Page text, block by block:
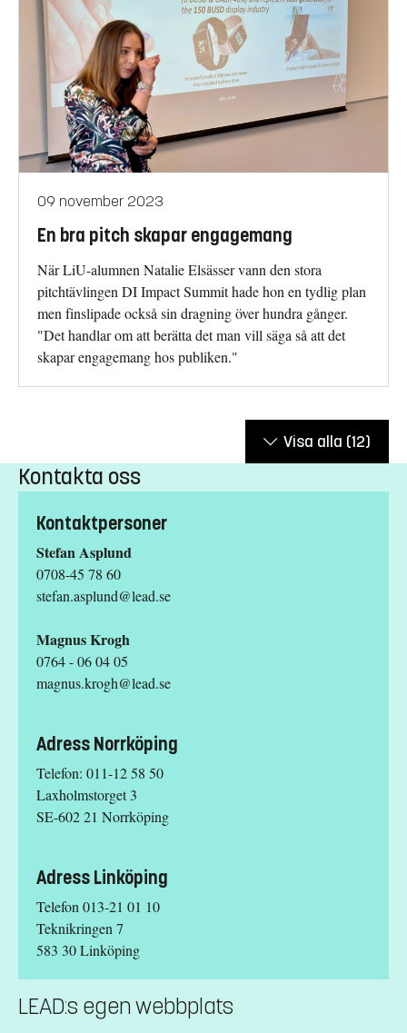
09 november 2023
En bra pitch skapar engagemang
När LiU-alumnen Natalie Elsässer vann den stora
pitchtävlingen DI Impact Summit hade hon en tydlig plan
men finslipade också sin dragning över hundra gånger.
"Det handlar om att berätta det man vill säga så att det
skapar engagemang hos publiken."
Visa alla (12)
Kontakta oss
Kontaktpersoner
Stefan Asplund
0708-45 78 60
stefan.asplund@lead.se
Magnus Krogh
0764 - 06 04 05
magnus.krogh@lead.se
Adress Norrköping
Telefon: 011-12 58 50
Laxholmstorget 3
SE-602 21 Norrköping
Adress Linköping
Telefon 013-21 01 10
Teknikringen 7
583 30 Linköping
LEAD:s egen webbplats